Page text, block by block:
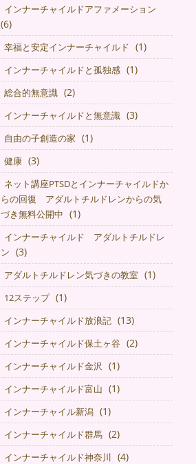
インナーチャイルドアファメーション
(6)
幸福と安定インナーチャイルド (1)
インナーチャイルドと孤独感 (1)
総合的無意識 (2)
インナーチャイルドと無意識 (3)
自由の子創造の家 (1)
健康 (3)
ネット講座PTSDとインナーチャイルドか
らの回復 アダルトチルドレンからの気
づき無料公開中 (1)
インナーチャイルド アダルトチルドレ
ン (3)
アダルトチルドレン気づきの教室 (1)
12ステップ (1)
インナーチャイルド放浪記 (13)
インナーチャイルド保土ヶ谷 (2)
インナーチャイルド金沢 (1)
インナーチャイルド富山 (1)
インナーチャイル新潟 (1)
インナーチャイルド群馬 (2)
インナーチャイルド神奈川 (4)